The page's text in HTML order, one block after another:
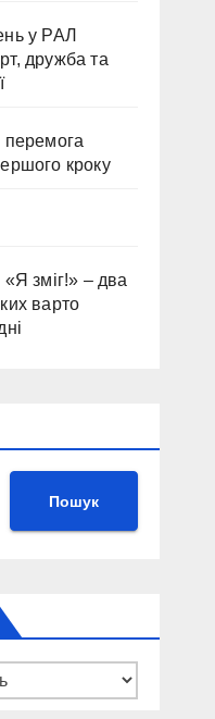
у РАЛ
дружба та
кроку
зміг!» – два
варто
Пошук